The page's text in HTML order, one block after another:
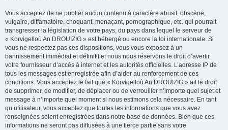
Vous acceptez de ne publier aucun contenu à caractère abusif, obscène,
vulgaire, diffamatoire, choquant, menaçant, pornographique, etc. qui pourrait
transgresser la législation de votre pays, du pays dans lequel le serveur de
« Korvigelloù An DROUIZIG » est hébergé ou encore la loi internationale. Si
vous ne respectez pas ces dispositions, vous vous exposez à un
bannissement immédiat et définitif et nous nous réservons le droit d’avertir
votre fournisseur d’accès à internet et les autorités officielles. L’adresse IP de
tous les messages est enregistrée afin d’aider au renforcement de ces
conditions. Vous acceptez le fait que « Korvigelloù An DROUIZIG » ait le droit
de supprimer, de modifier, de déplacer ou de verrouiller n’importe quel sujet et
message à n’importe quel moment si nous estimons cela nécessaire. En tant
qu’utilisateur, vous acceptez que toutes les informations que vous avez
renseignées soient enregistrées dans notre base de données. Bien que ces
informations ne seront pas diffusées à une tierce partie sans votre